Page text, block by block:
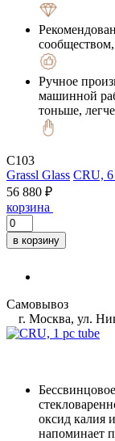
Ручное
машинной
тоньше,
C103
Grassl Glass CRU, 6
56 880 ₽
корзина
в корзину
Самовывоз
г. Москва, ул.
оксид калия
напоминает